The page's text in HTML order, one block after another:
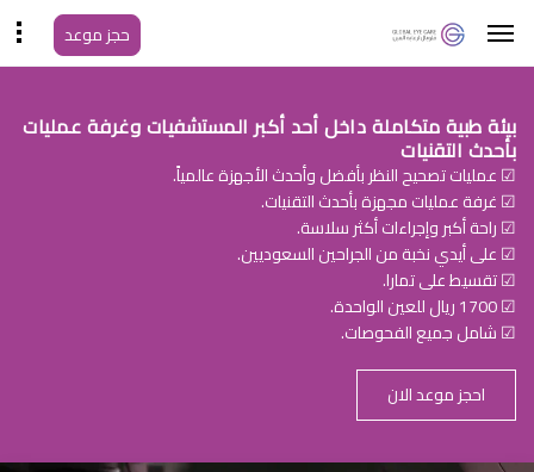
حجز موعد
بيئة طبية متكاملة داخل أحد أكبر المستشفيات وغرفة عمليات
بأحدث التقنيات
☑ عمليات تصحيح النظر بأفضل وأحدث الأجهزة عالمياً.
☑ غرفة عمليات مجهزة بأحدث التقنيات.
☑ راحة أكبر وإجراءات أكثر سلاسة.
☑ على أيدي نخبة من الجراحين السعوديين.
☑ تقسيط على تمارا.
☑ 1700 ريال للعين الواحدة.
☑ شامل جميع الفحوصات.
احجز موعد الان